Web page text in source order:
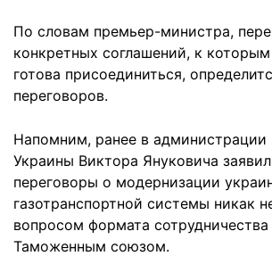
По словам премьер-министра,
конкретных соглашений, к
готова присоединиться,
переговоров.
Напомним, ранее в администрации
Украины Виктора Януковича
переговоры о модернизации
газотранспортной системы никак
вопросом формата
Таможенным союзом.